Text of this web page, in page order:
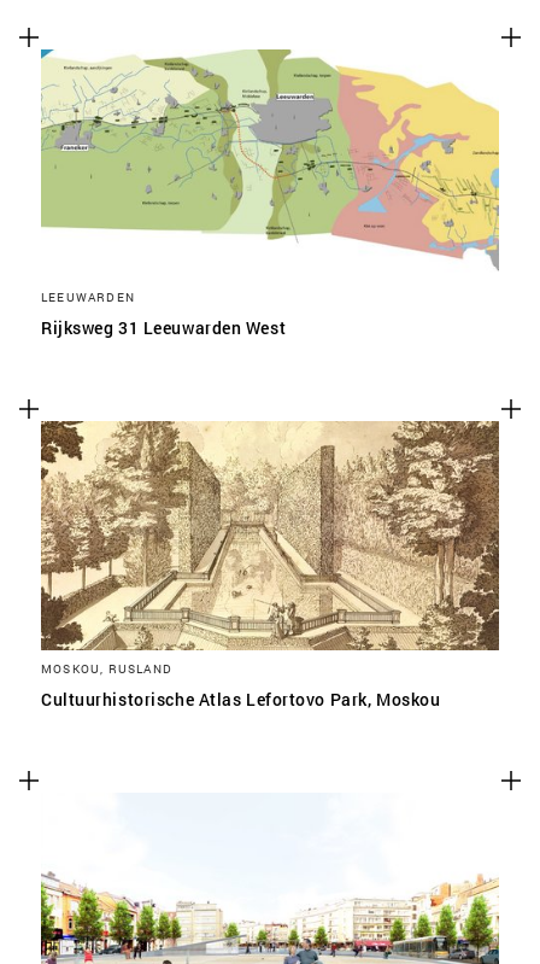
LEEUWARDEN
Rijksweg 31 Leeuwarden West
MOSKOU, RUSLAND
Cultuurhistorische Atlas Lefortovo Park, Moskou